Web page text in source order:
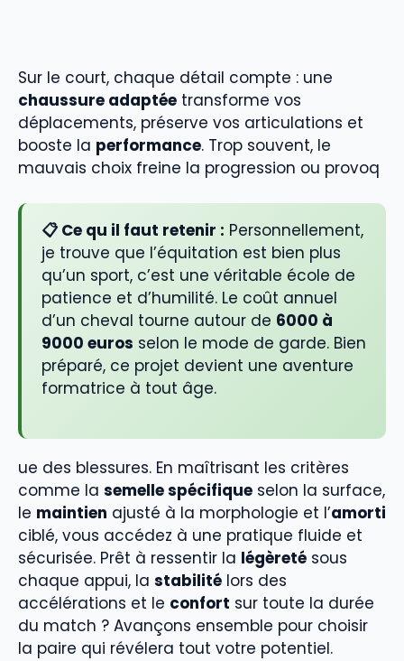
Sur le court, chaque détail compte : une
chaussure adaptée transforme vos
déplacements, préserve vos articulations et
booste la performance. Trop souvent, le
mauvais choix freine la progression ou provoq
📋 Ce qu il faut retenir : Personnellement,
je trouve que l’équitation est bien plus
qu’un sport, c’est une véritable école de
patience et d’humilité. Le coût annuel
d’un cheval tourne autour de 6000 à
9000 euros selon le mode de garde. Bien
préparé, ce projet devient une aventure
formatrice à tout âge.
ue des blessures. En maîtrisant les critères
comme la semelle spécifique selon la surface,
le maintien ajusté à la morphologie et l’amorti
ciblé, vous accédez à une pratique fluide et
sécurisée. Prêt à ressentir la légèreté sous
chaque appui, la stabilité lors des
accélérations et le confort sur toute la durée
du match ? Avançons ensemble pour choisir
la paire qui révélera tout votre potentiel.